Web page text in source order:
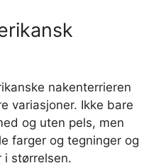
nakenterrieren
variasjoner. Ikke bare
og uten pels, men
farger og tegninger og
i størrelsen.